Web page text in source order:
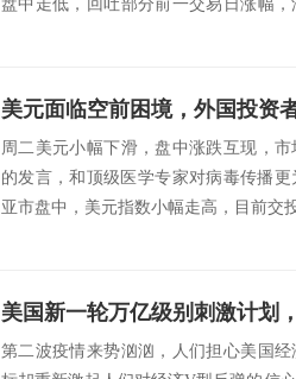
盘中走低，回吐部分前一交易日涨幅
周二美元小幅下滑，盘中涨跌互现，
的发言，和顶级医学专家对病毒传播
亚市盘中，美元指数小幅走高，目前交
美国新一轮万亿级别刺激计划
第二波疫情来势汹汹，人们担心美国